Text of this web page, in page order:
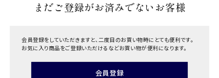
まだご登録がお済みでないお客様
会員登録をしていただきますと、二度目のお買い物時にとても便利です。
お気に入り商品をご登録いただけるなどお買い物が便利になります。
会員登録